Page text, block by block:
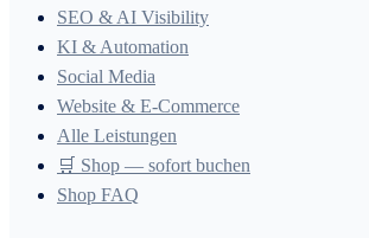
SEO & AI Visibility
KI & Automation
Social Media
Website & E-Commerce
Alle Leistungen
🛒 Shop — sofort buchen
Shop FAQ